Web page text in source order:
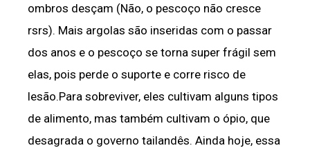
ombros desçam (Não, o pescoço não cresce
rsrs). Mais argolas são inseridas com o passar
dos anos e o pescoço se torna super frágil sem
elas, pois perde o suporte e corre risco de
lesão.Para sobreviver, eles cultivam alguns tipos
de alimento, mas também cultivam o ópio, que
desagrada o governo tailandês. Ainda hoje, essa